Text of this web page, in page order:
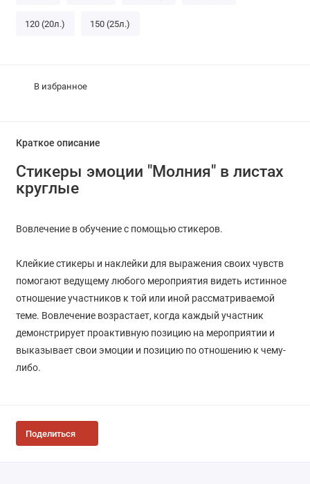
В избранное
120 (20л.) 150 (25л.)
Краткое описание
Стикеры эмоции "Молния" в листах
круглые
Вовлечение в обучение с помощью стикеров.
Клейкие стикеры и наклейки для выражения своих чувств
помогают ведущему любого мероприятия видеть истинное
отношение участников к той или иной рассматриваемой
теме. Вовлечение возрастает, когда каждый участник
демонстрирует проактивную позицию на мероприятии и
выказывает свои эмоции и позицию по отношению к чему-
либо.
Поделиться